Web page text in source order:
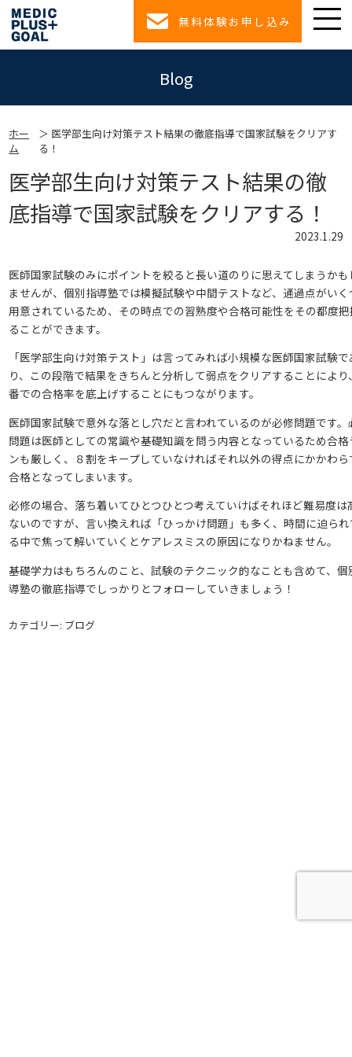
無料体験お申し込み
Blog
ホー
ム
医学部生向け対策テスト結果の徹底指導で国家試験をクリアす
る！
医学部生向け対策テスト結果の徹
底指導で国家試験をクリアする！
2023.1.29
医師国家試験のみにポイントを絞ると長い道のりに思えてしまうか
ませんが、個別指導塾では模擬試験や中間テストなど、通過点がい
用意されているため、その時点での習熟度や合格可能性をその都度
ることができます。
「医学部生向け対策テスト」は言ってみれば小規模な医師国家試験で
り、この段階で結果をきちんと分析して弱点をクリアすることにより
番での合格率を底上げすることにもつながります。
医師国家試験で意外な落とし穴だと言われているのが必修問題です。
問題は医師としての常識や基礎知識を問う内容となっているため合
ンも厳しく、８割をキープしていなければそれ以外の得点にかかわ
合格となってしまいます。
必修の場合、落ち着いてひとつひとつ考えていけばそれほど難易度は
ないのですが、言い換えれば「ひっかけ問題」も多く、時間に迫ら
る中で焦って解いていくとケアレスミスの原因になりかねません。
基礎学力はもちろんのこと、試験のテクニック的なことも含めて、個
導塾の徹底指導でしっかりとフォローしていきましょう！
カテゴリー: ブログ